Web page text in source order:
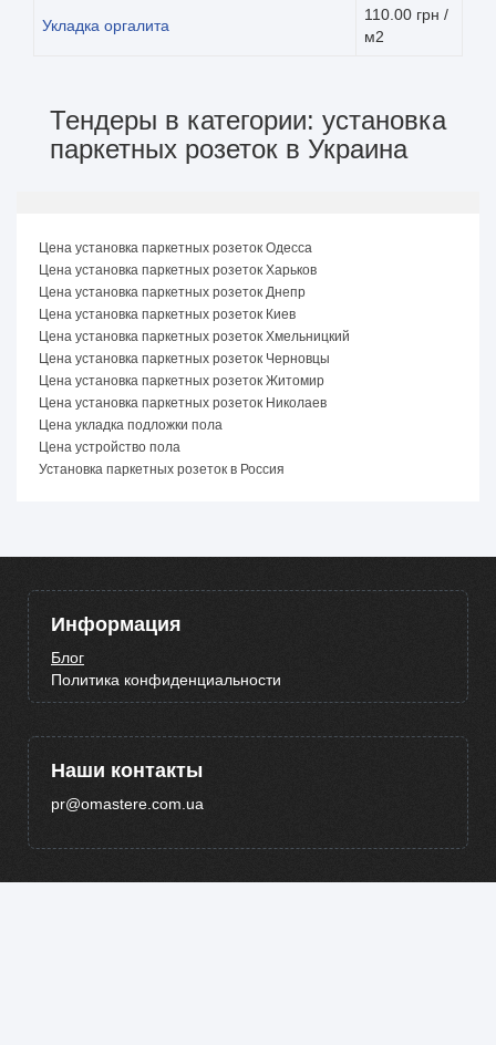
Укладка оргалита
110.00 грн /
м2
Тендеры в категории: установка
паркетных розеток в Украина
Цена установка паркетных розеток Одесса
Цена установка паркетных розеток Харьков
Цена установка паркетных розеток Днепр
Цена установка паркетных розеток Киев
Цена установка паркетных розеток Хмельницкий
Цена установка паркетных розеток Черновцы
Цена установка паркетных розеток Житомир
Цена установка паркетных розеток Николаев
Цена укладка подложки пола
Цена устройство пола
Установка паркетных розеток в Россия
Информация
Блог
Политика конфиденциальности
Наши контакты
pr@omastere.com.ua